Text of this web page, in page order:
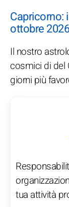
Capricorno:
ottobre 2026
Il nostro
cosmici di del
giorni più
tua attività